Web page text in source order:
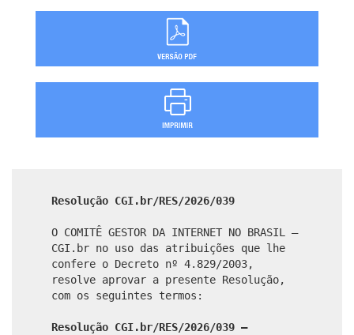
Resolução CGI.br/RES/2026/039
O COMITÊ GESTOR DA INTERNET NO BRASIL –
CGI.br no uso das atribuições que lhe
confere o Decreto nº 4.829/2003,
resolve aprovar a presente Resolução,
com os seguintes termos:
Resolução CGI.br/RES/2026/039 –